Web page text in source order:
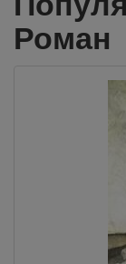
Роман